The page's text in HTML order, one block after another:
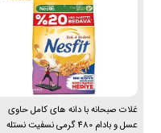
غلات صبحانه با دانه های کامل حاوی
عسل و بادام 480 گرمی نسفیت نستله